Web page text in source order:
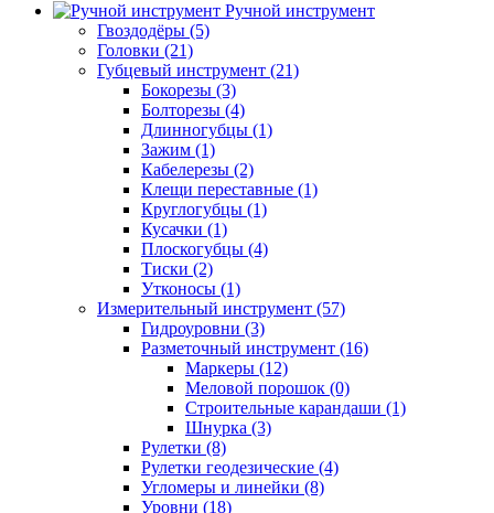
Ручной инструмент
Гвоздодёры (5)
Головки (21)
Губцевый инструмент (21)
Бокорезы (3)
Болторезы (4)
Длинногубцы (1)
Зажим (1)
Кабелерезы (2)
Клещи переставные (1)
Круглогубцы (1)
Кусачки (1)
Плоскогубцы (4)
Тиски (2)
Утконосы (1)
Измерительный инструмент (57)
Гидроуровни (3)
Разметочный инструмент (16)
Маркеры (12)
Меловой порошок (0)
Строительные карандаши (1)
Шнурка (3)
Рулетки (8)
Рулетки геодезические (4)
Угломеры и линейки (8)
Уровни (18)